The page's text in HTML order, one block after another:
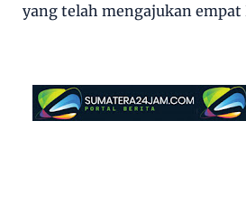
yang telah mengajukan empat